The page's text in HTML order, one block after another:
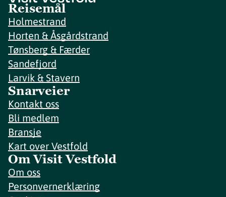
Reisemål
Holmestrand
Horten & Åsgårdstrand
Tønsberg & Færder
Sandefjord
Larvik & Stavern
Snarveier
Kontakt oss
Bli medlem
Bransje
Kart over Vestfold
Om Visit Vestfold
Om oss
Personvernerklæring